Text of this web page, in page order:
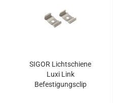
SIGOR Lichtschiene
Luxi Link
Befestigungsclip